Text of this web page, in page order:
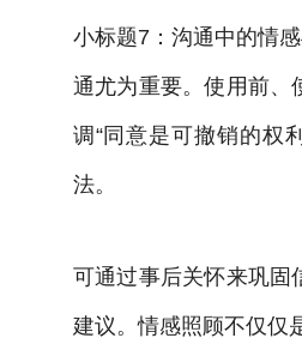
小标题7：沟通中的情
通尤为重要。使用前、
调“同意是可撤销的权
法。
可通过事后关怀来巩固
建议。情感照顾不仅仅